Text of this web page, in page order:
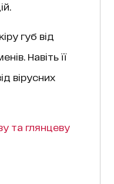
губ від
Навіть її
вірусних
та глянцеву